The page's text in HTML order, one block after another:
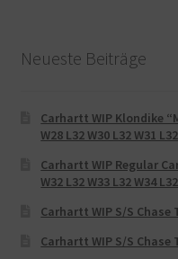
Neueste Beiträge
Carhartt WIP Klondike
W28 L32 W30 L32 W31
Carhartt WIP Regular
W32 L32 W33 L32 W34
Carhartt WIP S/S Chase
Carhartt WIP S/S Chase